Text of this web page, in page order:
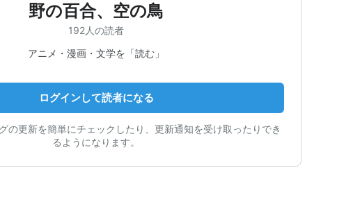
野の百合、空の鳥
192人の読者
アニメ・漫画・文学を「読む」
ログインして読者になる
の更新を簡単にチェックしたり、更新通知を受け取ったりでき
るようになります。